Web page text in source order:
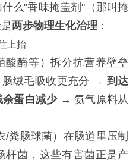
么"香味掩盖剂"（那叫掩
两步物理生化治理 ：
上抬
酸酶等）拆分抗营养壁垒
绒毛吸收更充分 → 到达
蛋白减少→ 氨气原料从
/粪肠球菌）在肠道里压制
杆菌，这些有害菌正是产